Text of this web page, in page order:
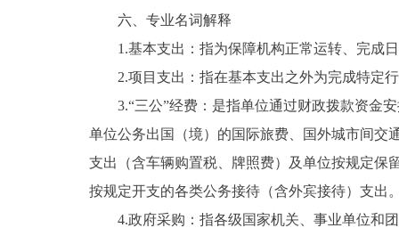
六、专业名词解释
1.基本支出：指为保障机构正常运转、完成日
2.项目支出：指在基本支出之外为完成特定行
3.“三公”经费：是指单位通过财政拨款资金安
单位公务出国（境）的国际旅费、国外城市间交
支出（含车辆购置税、牌照费）及单位按规定保
按规定开支的各类公务接待（含外宾接待）支出
4.政府采购：指各级国家机关、事业单位和团